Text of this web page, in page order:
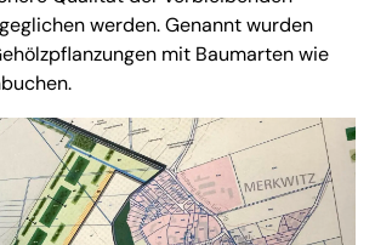
werden. Genannt wurden
mit Baumarten wie